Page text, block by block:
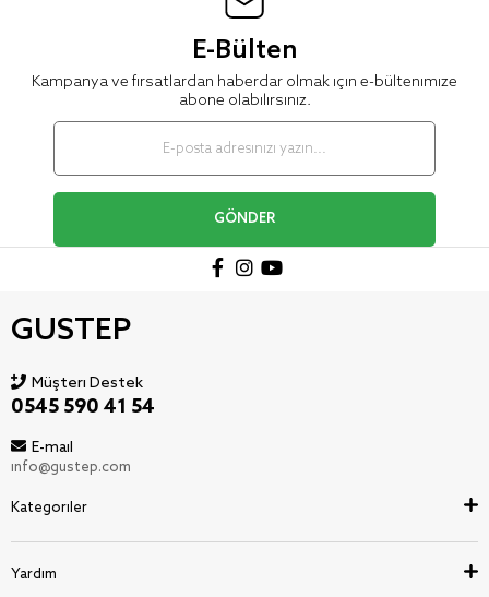
E-Bülten
Kampanya ve fırsatlardan haberdar olmak için e-bültenimize
abone olabilirsiniz.
GÖNDER
GUSTEP
Müşteri Destek
0545 590 41 54
E-mail
info@gustep.com
Kategoriler
Yardım